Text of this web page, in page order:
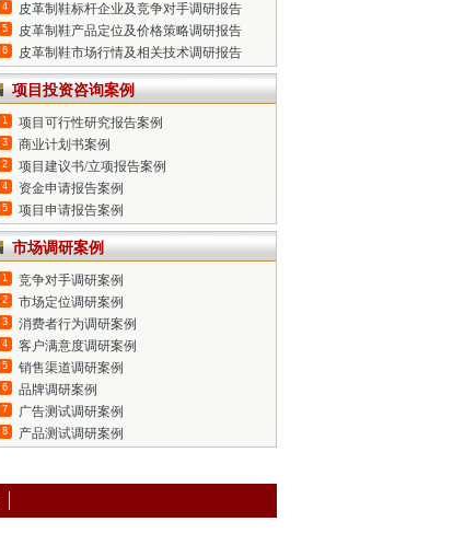
4 皮革制鞋标杆企业及竞争对手调研报告
5 皮革制鞋产品定位及价格策略调研报告
6 皮革制鞋市场行情及相关技术调研报告
项目投资咨询案例
1 项目可行性研究报告案例
3 商业计划书案例
2 项目建议书/立项报告案例
4 资金申请报告案例
5 项目申请报告案例
市场调研案例
1 竞争对手调研案例
2 市场定位调研案例
3 消费者行为调研案例
4 客户满意度调研案例
5 销售渠道调研案例
6 品牌调研案例
7 广告测试调研案例
8 产品测试调研案例